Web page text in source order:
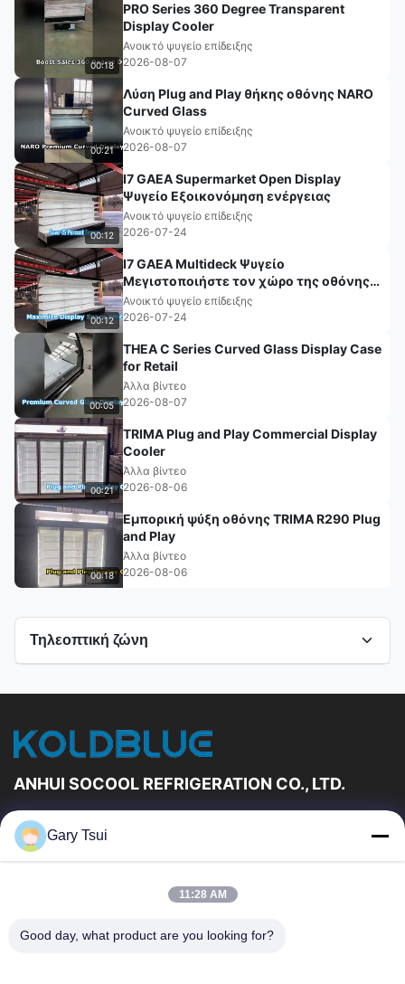
00:18
PRO Series 360 Degree Transparent
Display Cooler
Ανοικτό ψυγείο επίδειξης
2026-08-07
00:21
Λύση Plug and Play θήκης οθόνης NARO
Curved Glass
Ανοικτό ψυγείο επίδειξης
2026-08-07
00:12
I7 GAEA Supermarket Open Display
Ψυγείο Εξοικονόμηση ενέργειας
Ανοικτό ψυγείο επίδειξης
2026-07-24
00:12
I7 GAEA Multideck Ψυγείο
Μεγιστοποιήστε τον χώρο της οθόνης
σας
Ανοικτό ψυγείο επίδειξης
2026-07-24
00:05
THEA C Series Curved Glass Display Case
for Retail
Άλλα βίντεο
2026-08-07
00:21
TRIMA Plug and Play Commercial Display
Cooler
Άλλα βίντεο
2026-08-06
00:18
Εμπορική ψύξη οθόνης TRIMA R290 Plug
and Play
Άλλα βίντεο
2026-08-06
Τηλεοπτική ζώνη
ANHUI SOCOOL REFRIGERATION CO., LTD.
Γρήγορες Συνδέσεις
Σπίτι
Περίπου Εμείς
Μας Ελάτε Σε Επαφή Με
Ζητήστε Ένα Απόσπασμα
Gary Tsui
11:28 AM
Good day, what product are you looking for?